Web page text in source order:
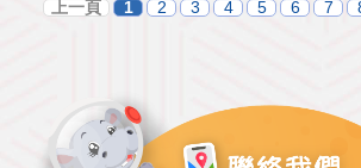
上一頁 1 2 3 4 5 6 7